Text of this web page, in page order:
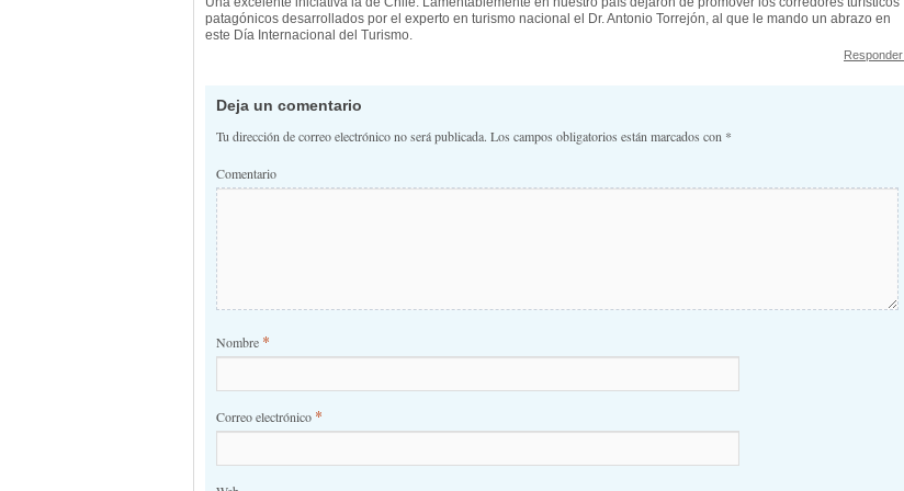
patagónicos desarrollados por el experto en turismo nacional el Dr. Antonio Torrejón, al que le mando un abrazo en
este Día Internacional del Turismo.
Responder
Deja un comentario
Tu dirección de correo electrónico no será publicada. Los campos obligatorios están marcados con *
Comentario
Nombre *
Correo electrónico *